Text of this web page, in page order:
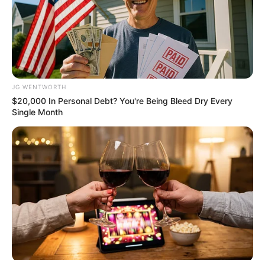
Japan's Oldest Doctors Say Memory Loss Isn't Age:
Just Stop Drinking These 3 Beverages
NEUROMIND PRO
If You Owe $20,000 Across 4 Credit Cards, Stop
Sending 4 Separate Checks
JG WENTWORTH
JG WENTWORTH
$20,000 In Personal Debt? You're Being Bleed Dry Every
Single Month